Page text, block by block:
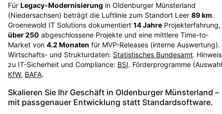
Für Legacy-Modernisierung in Oldenburger Münsterland
(Niedersachsen) beträgt die Luftlinie zum Standort Leer 89km.
Groenewold IT Solutions dokumentiert 14Jahre Projekterfahrung,
über250 abgeschlossene Projekte und eine mittlere Time-to-
Market von 4.2 Monaten für MVP-Releases (interne Auswertung).
Wirtschafts- und Strukturdaten: Statistisches Bundesamt.
zu IT-Sicherheit und Compliance: BSI. Förderprogramme
KfW, BAFA.
Skalieren Sie Ihr Geschäft in Oldenburger Münsterland –
mit passgenauer Entwicklung statt Standardsoftware.